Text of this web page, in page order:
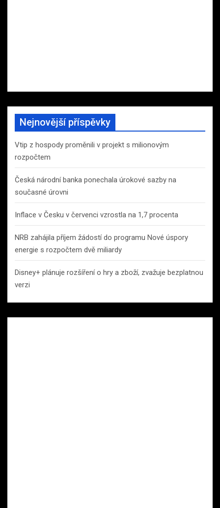
Nejnovější příspěvky
Vtip z hospody proměnili v projekt s milionovým
rozpočtem
Česká národní banka ponechala úrokové sazby na
současné úrovni
Inflace v Česku v červenci vzrostla na 1,7 procenta
NRB zahájila příjem žádostí do programu Nové úspory
energie s rozpočtem dvě miliardy
Disney+ plánuje rozšíření o hry a zboží, zvažuje bezplatnou
verzi